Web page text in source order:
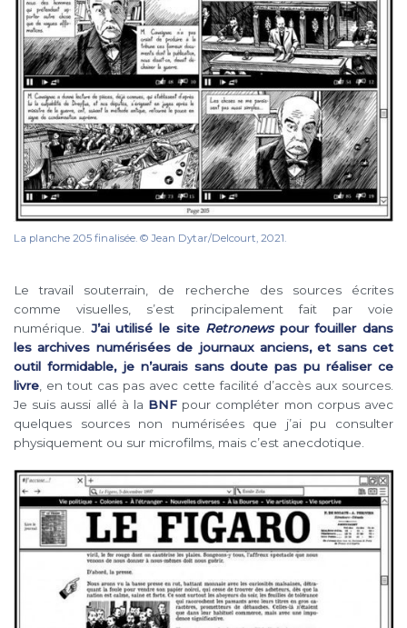
La planche 205 finalisée. © Jean Dytar/Delcourt, 2021.
Le travail souterrain, de recherche des sources écrites
comme visuelles, s’est principalement fait par voie
numérique. J’ai utilisé le site Retronewspour fouiller dans
les archives numérisées de journaux anciens, et sans cet
outil formidable, je n’aurais sans doute pas pu réaliser ce
livre , en tout cas pas avec cette facilité d’accès aux sources.
Je suis aussi allé à la BNF pour compléter mon corpus avec
quelques sources non numérisées que j’ai pu consulter
physiquement ou sur microfilms, mais c’est anecdotique.